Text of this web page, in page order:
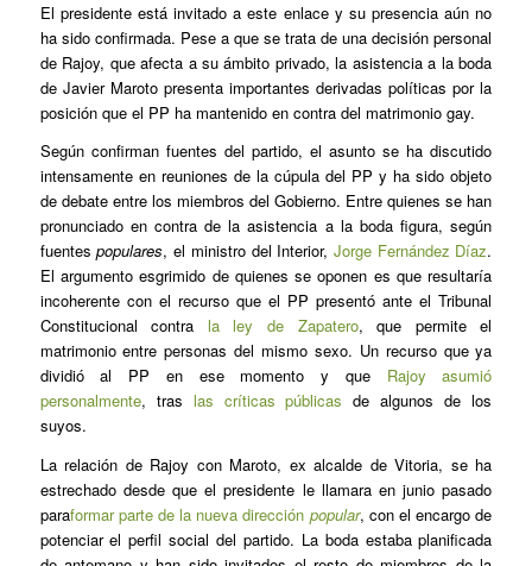
El presidente está invitado a este enlace y su presencia aún no
ha sido confirmada. Pese a que se trata de una decisión personal
de Rajoy, que afecta a su ámbito privado, la asistencia a la boda
de Javier Maroto presenta importantes derivadas políticas por la
posición que el PP ha mantenido en contra del matrimonio gay.
Según confirman fuentes del partido, el asunto se ha discutido
intensamente en reuniones de la cúpula del PP y ha sido objeto
de debate entre los miembros del Gobierno. Entre quienes se han
pronunciado en contra de la asistencia a la boda figura, según
fuentespopulares, el ministro del Interior, Jorge Fernández Díaz.
El argumento esgrimido de quienes se oponen es que resultaría
incoherente con el recurso que el PP presentó ante el Tribunal
Constitucional contra la ley de Zapatero, que permite el
matrimonio entre personas del mismo sexo. Un recurso que ya
dividió al PP en ese momento y que Rajoy asumió
personalmente, tras las críticas públicas de algunos de los
suyos.
La relación de Rajoy con Maroto, ex alcalde de Vitoria, se ha
estrechado desde que el presidente le llamara en junio pasado
paraformar parte de la nueva dirección popular, con el encargo de
potenciar el perfil social del partido. La boda estaba planificada